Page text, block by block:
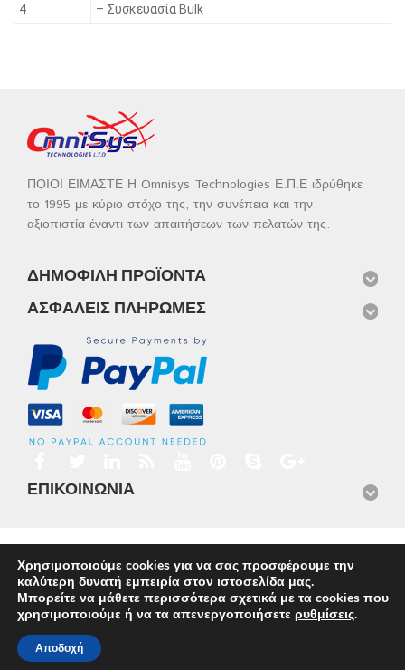
4
– Συσκευασία Bulk
ΠΟΙΟΙ ΕΙΜΑΣΤΕ Η Omnisys Technologies Ε.Π.Ε ιδρύθηκε
το 1995 με κύριο στόχο της, την συνέπεια και την
αξιοπιστία έναντι των απαιτήσεων των πελατών της.
ΔΗΜΟΦΙΛΉ ΠΡΟΪΌΝΤΑ
ΑΣΦΑΛΕΊΣ ΠΛΗΡΩΜΈΣ
ΕΠΙΚΟΙΝΩΝΊΑ
Service
Εταιρικό Προφίλ
Επικοινωνία
© 2026Omnisys
Χρησιμοποιούμε cookies για να σας προσφέρουμε την
καλύτερη δυνατή εμπειρία στον ιστοσελίδα μας.
Μπορείτε να μάθετε περισσότερα σχετικά με τα cookies που
χρησιμοποιούμε ή να τα απενεργοποιήσετε ρυθμίσεις.
Αποδοχή